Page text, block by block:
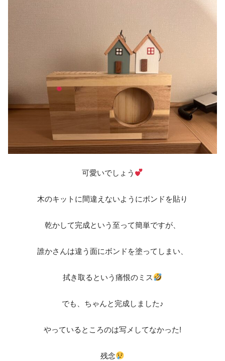
可愛いでしょう
木のキットに間違えないようにボンドを貼り
乾かして完成という至って簡単ですが、
誰かさんは違う面にボンドを塗ってしまい、
拭き取るという痛恨のミス
でも、ちゃんと完成しました♪
やっているところのは写メしてなかった!
残念